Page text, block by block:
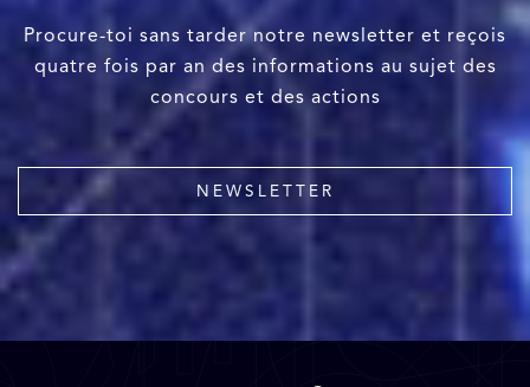
Procure-toi sans tarder notre newsletter et reçois
quatre fois par an des informations au sujet des
concours et des actions
NEWSLETTER